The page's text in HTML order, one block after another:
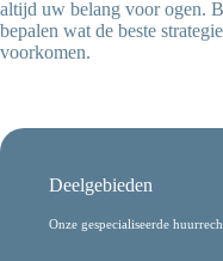
altijd uw belang voor ogen.
bepalen wat de beste
voorkomen.
Deelgebieden
Onze gespecialiseerde